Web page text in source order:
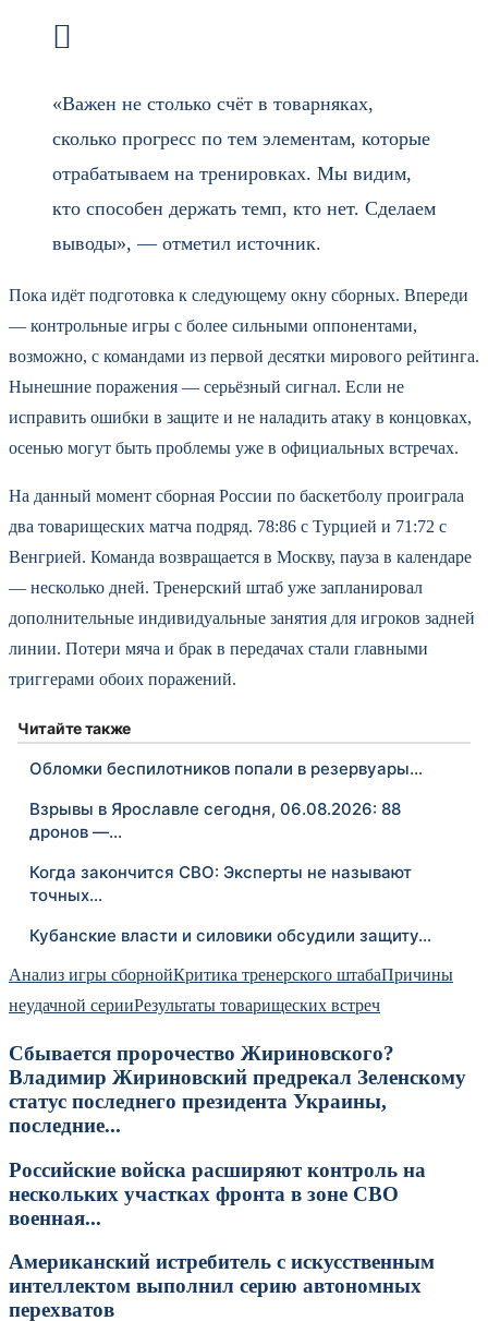
«Важен не столько счёт в товарняках,
сколько прогресс по тем элементам, которые
отрабатываем на тренировках. Мы видим,
кто способен держать темп, кто нет. Сделаем
выводы», — отметил источник.
Пока идёт подготовка к следующему окну сборных. Впереди
— контрольные игры с более сильными оппонентами,
возможно, с командами из первой десятки мирового рейтинга.
Нынешние поражения — серьёзный сигнал. Если не
исправить ошибки в защите и не наладить атаку в концовках,
осенью могут быть проблемы уже в официальных встречах.
На данный момент сборная России по баскетболу проиграла
два товарищеских матча подряд. 78:86 с Турцией и 71:72 с
Венгрией. Команда возвращается в Москву, пауза в календаре
— несколько дней. Тренерский штаб уже запланировал
дополнительные индивидуальные занятия для игроков задней
линии. Потери мяча и брак в передачах стали главными
триггерами обоих поражений.
Читайте также
Обломки беспилотников попали в резервуары…
Взрывы в Ярославле сегодня, 06.08.2026: 88
дронов —…
Когда закончится СВО: Эксперты не называют
точных…
Кубанские власти и силовики обсудили защиту…
Анализ игры сборнойКритика тренерского штабаПричины
неудачной серииРезультаты товарищеских встреч
Сбывается пророчество Жириновского?
Владимир Жириновский предрекал Зеленскому
статус последнего президента Украины,
последние...
Российские войска расширяют контроль на
нескольких участках фронта в зоне СВО
военная...
Американский истребитель с искусственным
интеллектом выполнил серию автономных
перехватов